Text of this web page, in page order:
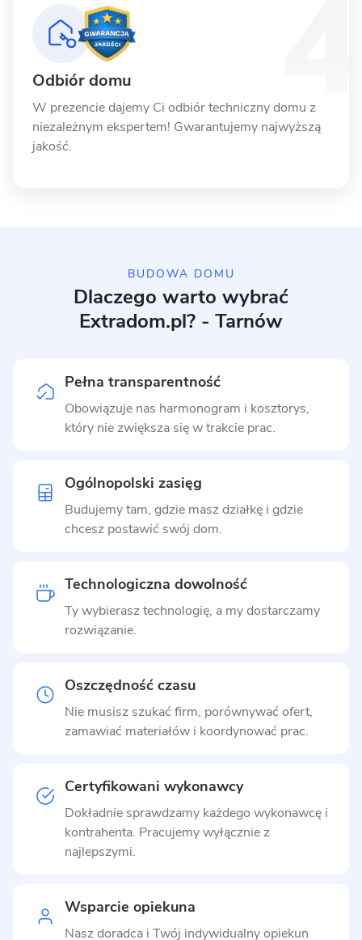
Odbiór domu
W prezencie dajemy Ci odbiór techniczny domu z
niezależnym ekspertem! Gwarantujemy najwyższą
jakość.
BUDOWA DOMU
Dlaczego warto wybrać
Extradom.pl? - Tarnów
Pełna transparentność
Obowiązuje nas harmonogram i kosztorys,
który nie zwiększa się w trakcie prac.
Ogólnopolski zasięg
Budujemy tam, gdzie masz działkę i gdzie
chcesz postawić swój dom.
Technologiczna dowolność
Ty wybierasz technologię, a my dostarczamy
rozwiązanie.
Oszczędność czasu
Nie musisz szukać firm, porównywać ofert,
zamawiać materiałów i koordynować prac.
Certyfikowani wykonawcy
Dokładnie sprawdzamy każdego wykonawcę i
kontrahenta. Pracujemy wyłącznie z
najlepszymi.
Wsparcie opiekuna
Nasz doradca i Twój indywidualny opiekun